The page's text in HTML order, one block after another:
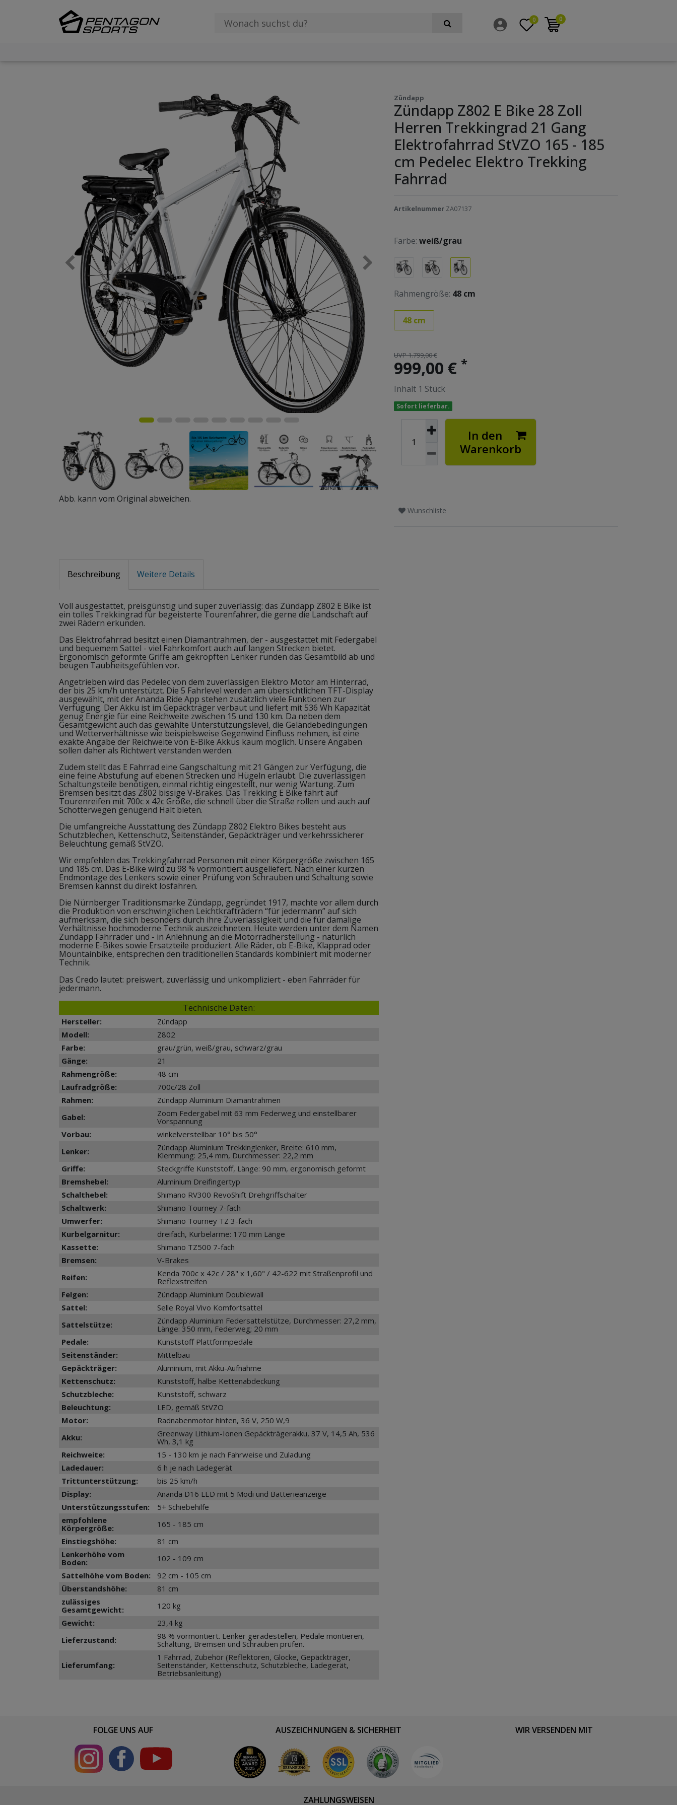
0 0
Abb. kann vom Original abweichen.
Zündapp
Zündapp Z802 E Bike 28 Zoll
Herren Trekkingrad 21 Gang
Elektrofahrrad StVZO 165 - 185
cm Pedelec Elektro Trekking
Fahrrad
Artikelnummer ZA07137
Farbe: weiß/grau
Rahmengröße: 48 cm
48 cm
UVP 1.799,00 €
999,00 € *
Inhalt 1 Stück
Sofort lieferbar.
In den
Warenkorb
Wunschliste
Beschreibung Weitere Details
Voll ausgestattet, preisgünstig und super zuverlässig: das Zündapp Z802 E Bike ist
ein tolles Trekkingrad für begeisterte Tourenfahrer, die gerne die Landschaft auf
zwei Rädern erkunden.
Das Elektrofahrrad besitzt einen Diamantrahmen, der - ausgestattet mit Federgabel
und bequemem Sattel - viel Fahrkomfort auch auf langen Strecken bietet.
Ergonomisch geformte Griffe am gekröpften Lenker runden das Gesamtbild ab und
beugen Taubheitsgefühlen vor.
Angetrieben wird das Pedelec von dem zuverlässigen Elektro Motor am Hinterrad,
der bis 25 km/h unterstützt. Die 5 Fahrlevel werden am übersichtlichen TFT-Display
ausgewählt, mit der Ananda Ride App stehen zusätzlich viele Funktionen zur
Verfügung. Der Akku ist im Gepäckträger verbaut und liefert mit 536 Wh Kapazität
genug Energie für eine Reichweite zwischen 15 und 130 km. Da neben dem
Gesamtgewicht auch das gewählte Unterstützungslevel, die Geländebedingungen
und Wetterverhältnisse wie beispielsweise Gegenwind Einfluss nehmen, ist eine
exakte Angabe der Reichweite von E-Bike Akkus kaum möglich. Unsere Angaben
sollen daher als Richtwert verstanden werden.
Zudem stellt das E Fahrrad eine Gangschaltung mit 21 Gängen zur Verfügung, die
eine feine Abstufung auf ebenen Strecken und Hügeln erlaubt. Die zuverlässigen
Schaltungsteile benötigen, einmal richtig eingestellt, nur wenig Wartung. Zum
Bremsen besitzt das Z802 bissige V-Brakes. Das Trekking E Bike fährt auf
Tourenreifen mit 700c x 42c Größe, die schnell über die Straße rollen und auch auf
Schotterwegen genügend Halt bieten.
Die umfangreiche Ausstattung des Zündapp Z802 Elektro Bikes besteht aus
Schutzblechen, Kettenschutz, Seitenständer, Gepäckträger und verkehrssicherer
Beleuchtung gemäß StVZO.
Wir empfehlen das Trekkingfahrrad Personen mit einer Körpergröße zwischen 165
und 185 cm. Das E-Bike wird zu 98 % vormontiert ausgeliefert. Nach einer kurzen
Endmontage des Lenkers sowie einer Prüfung von Schrauben und Schaltung sowie
Bremsen kannst du direkt losfahren.
Die Nürnberger Traditionsmarke Zündapp, gegründet 1917, machte vor allem durch
die Produktion von erschwinglichen Leichtkrafträdern “für jedermann” auf sich
aufmerksam, die sich besonders durch ihre Zuverlässigkeit und die für damalige
Verhältnisse hochmoderne Technik auszeichneten. Heute werden unter dem Namen
Zündapp Fahrräder und - in Anlehnung an die Motorradherstellung - natürlich
moderne E-Bikes sowie Ersatzteile produziert. Alle Räder, ob E-Bike, Klapprad oder
Mountainbike, entsprechen den traditionellen Standards kombiniert mit moderner
Technik.
Das Credo lautet: preiswert, zuverlässig und unkompliziert - eben Fahrräder für
jedermann.
Technische Daten:
Hersteller:
Zündapp
Modell:
Z802
Farbe:
grau/grün, weiß/grau, schwarz/grau
Gänge:
21
Rahmengröße:
48 cm
Laufradgröße:
700c/28 Zoll
Rahmen:
Zündapp Aluminium Diamantrahmen
Gabel:
Zoom Federgabel mit 63 mm Federweg und einstellbarer
Vorspannung
Vorbau:
winkelverstellbar 10° bis 50°
Lenker:
Zündapp Aluminium Trekkinglenker, Breite: 610 mm,
Klemmung: 25,4 mm, Durchmesser: 22,2 mm
Griffe:
Steckgriffe Kunststoff, Länge: 90 mm, ergonomisch geformt
Bremshebel:
Aluminium Dreifingertyp
Schalthebel:
Shimano RV300 RevoShift Drehgriffschalter
Schaltwerk:
Shimano Tourney 7-fach
Umwerfer:
Shimano Tourney TZ 3-fach
Kurbelgarnitur:
dreifach, Kurbelarme: 170 mm Länge
Kassette:
Shimano TZ500 7-fach
Bremsen:
V-Brakes
Reifen:
Kenda 700c x 42c / 28" x 1,60" / 42-622 mit Straßenprofil und
Reflexstreifen
Felgen:
Zündapp Aluminium Doublewall
Sattel:
Selle Royal Vivo Komfortsattel
Sattelstütze:
Zündapp Aluminium Federsattelstütze, Durchmesser: 27,2 mm,
Länge: 350 mm, Federweg; 20 mm
Pedale:
Kunststoff Plattformpedale
Seitenständer:
Mittelbau
Gepäckträger:
Aluminium, mit Akku-Aufnahme
Kettenschutz:
Kunststoff, halbe Kettenabdeckung
Schutzbleche:
Kunststoff, schwarz
Beleuchtung:
LED, gemäß StVZO
Motor:
Radnabenmotor hinten, 36 V, 250 W,9
Akku:
Greenway Lithium-Ionen Gepäckträgerakku, 37 V, 14,5 Ah, 536
Wh, 3,1 kg
Reichweite:
15 - 130 km je nach Fahrweise und Zuladung
Ladedauer:
6 h je nach Ladegerät
Trittunterstützung:
bis 25 km/h
Display:
Ananda D16 LED mit 5 Modi und Batterieanzeige
Unterstützungsstufen:
5+ Schiebehilfe
empfohlene
Körpergröße:
165 - 185 cm
Einstiegshöhe:
81 cm
Lenkerhöhe vom
Boden:
102 - 109 cm
Sattelhöhe vom Boden:
92 cm - 105 cm
Überstandshöhe:
81 cm
zulässiges
Gesamtgewicht:
120 kg
Gewicht:
23,4 kg
Lieferzustand:
98 % vormontiert. Lenker geradestellen, Pedale montieren,
Schaltung, Bremsen und Schrauben prüfen.
Lieferumfang:
1 Fahrrad, Zubehör (Reflektoren, Glocke, Gepäckträger,
Seitenständer, Kettenschutz, Schutzbleche, Ladegerät,
Betriebsanleitung)
FOLGE UNS AUF AUSZEICHNUNGEN & SICHERHEIT WIR VERSENDEN MIT
ZAHLUNGSWEISEN